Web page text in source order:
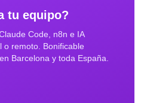
tu equipo?
Code, n8n e IA
o remoto. Bonificable
Barcelona y toda España.